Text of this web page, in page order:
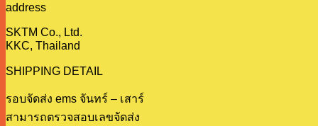
address
SKTM Co., Ltd.
KKC, Thailand
SHIPPING DETAIL
รอบจัดส่ง ems จันทร์ – เสาร์
สามารถตรวจสอบเลขจัดส่ง